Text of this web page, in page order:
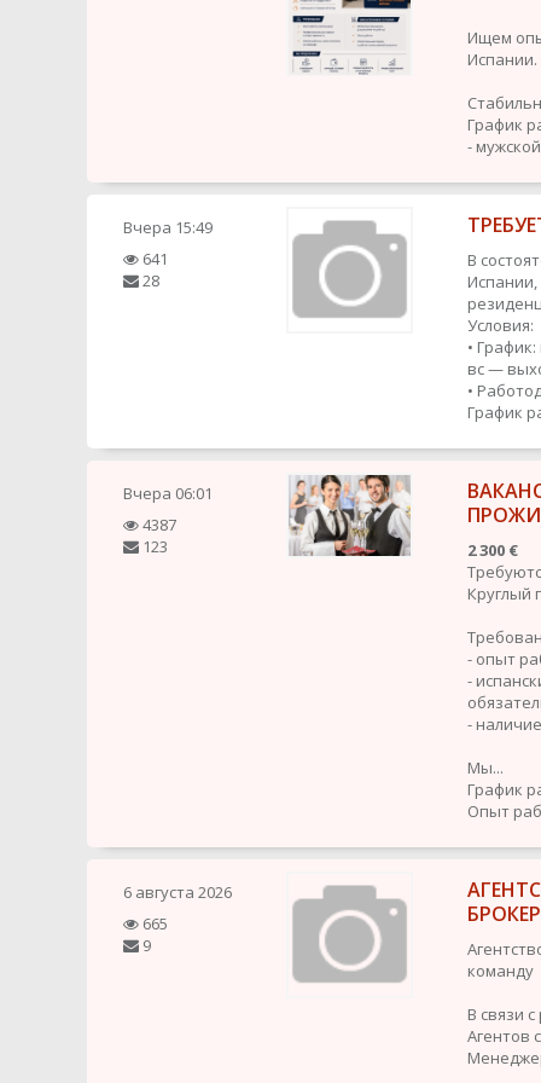
Ищем
Испании.
График
- мужской
Вчера 15:49
641
28
В
Условия:
•
вс —
•
График
Вчера 06:01
4387
123
2 300 €
Круглый
- опыт
-
-
Мы...
График
Опыт
6 августа 2026
665
9
команду
В связи
Агентов